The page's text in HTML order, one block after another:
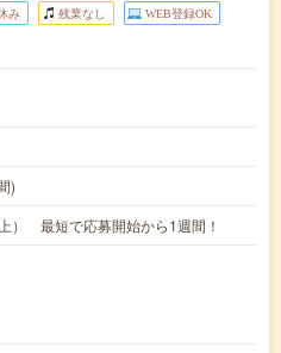
み 残業なし WEB登録OK
)
） 最短で応募開始から1週間！